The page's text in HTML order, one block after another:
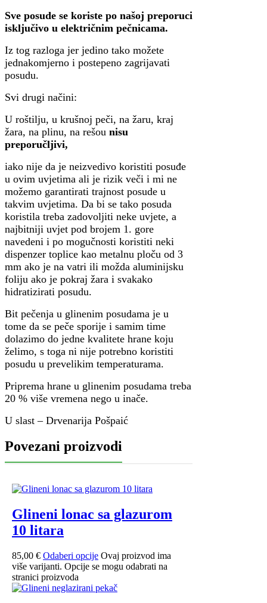
Sve posude se koriste po našoj preporuci
isključivo u električnim pečnicama.
Iz tog razloga jer jedino tako možete
jednakomjerno i postepeno zagrijavati
posudu.
Svi drugi načini:
U roštilju, u krušnoj peči, na žaru, kraj
žara, na plinu, na rešou nisu
preporučljivi,
iako nije da je neizvedivo koristiti posuđe
u ovim uvjetima ali je rizik veči i mi ne
možemo garantirati trajnost posude u
takvim uvjetima. Da bi se tako posuda
koristila treba zadovoljiti neke uvjete, a
najbitniji uvjet pod brojem 1. gore
navedeni i po mogučnosti koristiti neki
dispenzer toplice kao metalnu ploču od 3
mm ako je na vatri ili možda aluminijsku
foliju ako je pokraj žara i svakako
hidratizirati posudu.
Bit pečenja u glinenim posudama je u
tome da se peče sporije i samim time
dolazimo do jedne kvalitete hrane koju
želimo, s toga ni nije potrebno koristiti
posudu u prevelikim temperaturama.
Priprema hrane u glinenim posudama treba
20 % više vremena nego u inače.
U slast – Drvenarija Pošpaić
Povezani proizvodi
Glineni lonac sa glazurom
10 litara
85,00 € Odaberi opcije Ovaj proizvod ima
više varijanti. Opcije se mogu odabrati na
stranici proizvoda